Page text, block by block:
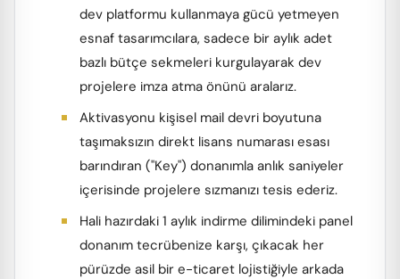
dev platformu kullanmaya gücü yetmeyen
esnaf tasarımcılara, sadece bir aylık adet
bazlı bütçe sekmeleri kurgulayarak dev
projelere imza atma önünü aralarız.
Aktivasyonu kişisel mail devri boyutuna
taşımaksızın direkt lisans numarası esası
barındıran ("Key") donanımla anlık saniyeler
içerisinde projelere sızmanızı tesis ederiz.
Hali hazırdaki 1 aylık indirme dilimindeki panel
donanım tecrübenize karşı, çıkacak her
pürüzde asil bir e-ticaret lojistiğiyle arkada